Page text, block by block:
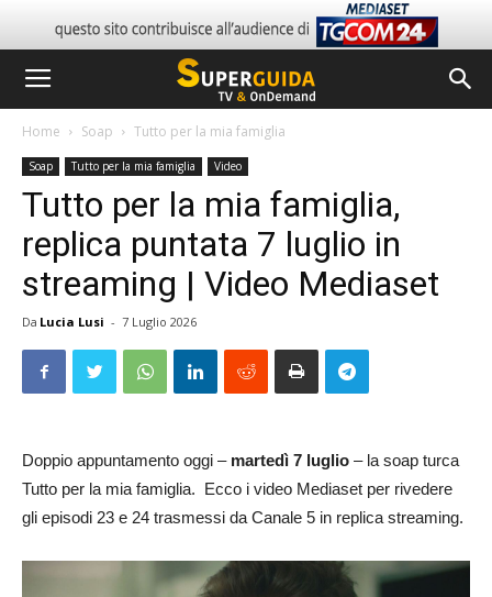
Home Soap Tutto per la mia famiglia
Soap Tutto per la mia famiglia Video
Tutto per la mia famiglia,
replica puntata 7 luglio in
streaming | Video Mediaset
Da Lucia Lusi - 7 Luglio 2026
Doppio appuntamento oggi – martedì 7 luglio – la soap turca
Tutto per la mia famiglia. Ecco i video Mediaset per rivedere
gli episodi 23 e 24 trasmessi da Canale 5 in replica streaming.